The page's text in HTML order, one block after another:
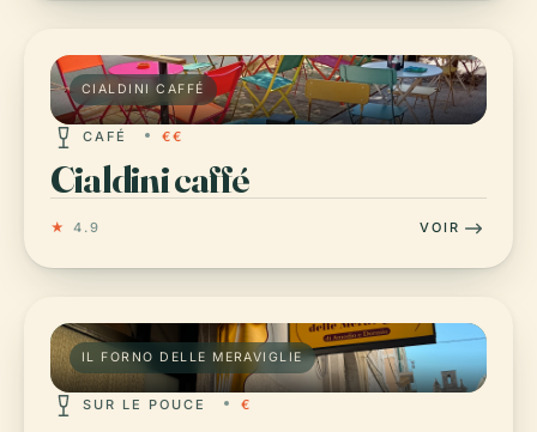
CIALDINI CAFFÉ
CAFÉ €€
Cialdini caffé
★ 4.9 VOIR
IL FORNO DELLE MERAVIGLIE
SUR LE POUCE €